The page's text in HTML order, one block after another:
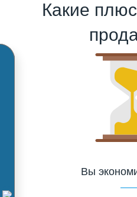
Какие
Вы